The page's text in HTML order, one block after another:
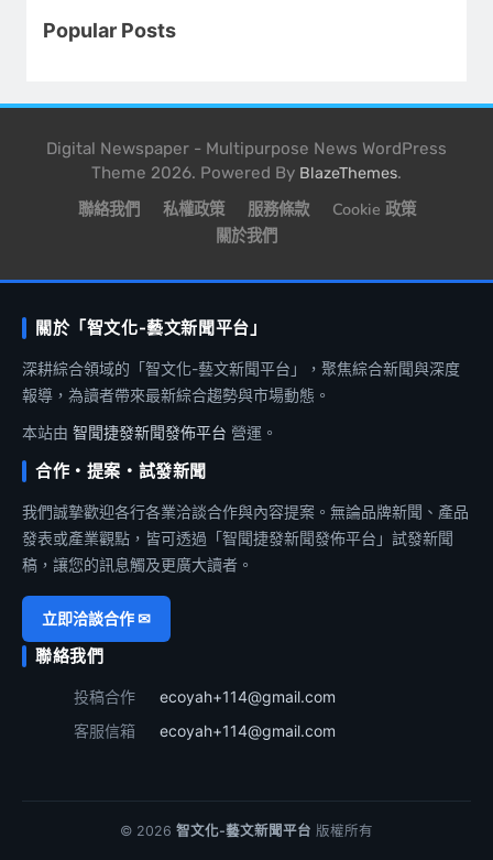
Popular Posts
Digital Newspaper - Multipurpose News WordPress
Theme 2026. Powered By BlazeThemes.
聯絡我們 私權政策 服務條款
Cookie 政策
關於我們
關於「智文化-藝文新聞平台」
深耕綜合領域的「智文化-藝文新聞平台」，聚焦綜合新聞與深度
報導，為讀者帶來最新綜合趨勢與市場動態。
本站由 智聞捷發新聞發佈平台 營運。
合作・提案・試發新聞
我們誠摯歡迎各行各業洽談合作與內容提案。無論品牌新聞、產品
發表或產業觀點，皆可透過「智聞捷發新聞發佈平台」試發新聞
稿，讓您的訊息觸及更廣大讀者。
立即洽談合作 ✉
聯絡我們
投稿合作
ecoyah+114@gmail.com
客服信箱
ecoyah+114@gmail.com
© 2026 智文化-藝文新聞平台 版權所有